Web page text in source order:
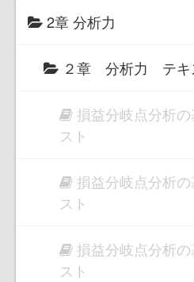
2章 分析力
２章 分析力 テキ
損益分岐点分
スト
損益分岐点分
スト
損益分岐点分
スト